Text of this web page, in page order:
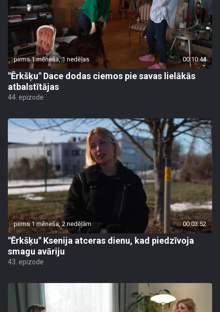
pirms 1 mēneša, 1 nedēļas 00:10:44
"Ērkšķu" Dace dodas ciemos pie savas lielākās
atbalstītājas
44. epizode
pirms 1 mēneša, 2 nedēļām 00:03:52
"Ērkšķu" Ksenija atceras dienu, kad piedzīvoja
smagu avāriju
43. epizode